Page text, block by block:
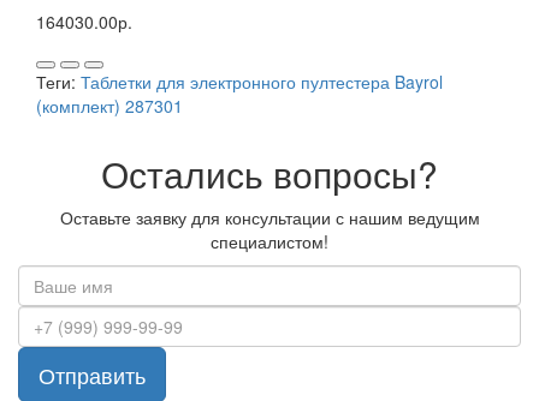
164030.00р.
Теги: Таблетки для электронного пултестера Bayrol
(комплект) 287301
Остались вопросы?
Оставьте заявку для консультации с нашим ведущим
специалистом!
Отправить